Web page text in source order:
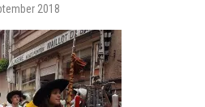
2018